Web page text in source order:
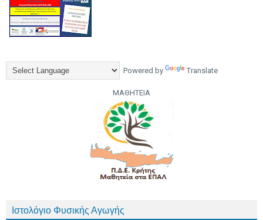
Powered by Translate
ΜΑΘΗΤΕΙΑ
Ιστολόγιο Φυσικής Αγωγής